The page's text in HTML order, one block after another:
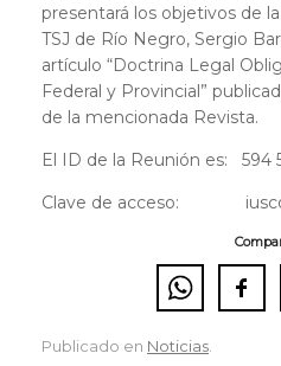
presentará los objetivos de
TSJ de Río Negro, Sergio
artículo “Doctrina Legal
Federal y Provincial”
de la mencionada Revista.
El ID de la Reunión es: 594
Clave de acceso:
Publicado en Noticias